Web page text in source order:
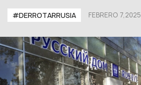
#DERROTARRUSIA FEBRERO 7,2025